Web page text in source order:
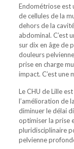
Endométriose est
de cellules de la
dehors de la
abdominal. C’est
sur dix en âge de
douleurs
prise en charge
impact. C’est une
Le CHU de Lille
l’amélioration de
diminuer le délai
optimiser la prise
pluridisciplinaire
pelvienne